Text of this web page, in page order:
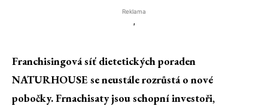
Reklama
'
Franchisingová síť dietetických poraden
NATURHOUSE se neustále rozrůstá o nové
pobočky. Frnachisaty jsou schopní investoři,